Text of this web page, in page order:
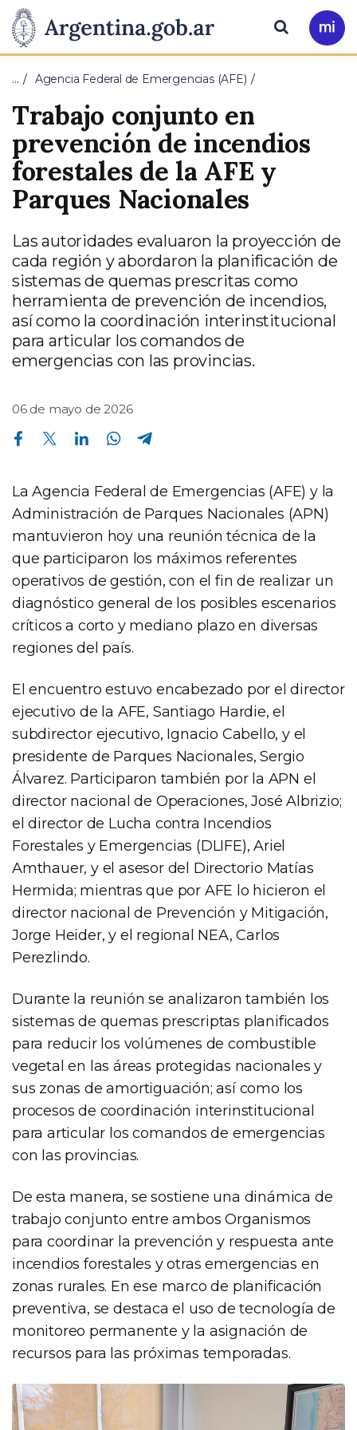
Presidencia
de
la
Nación
Pasar al contenido principal
Ir
a
Buscar
… Agencia Federal de Emergencias (AFE)
Trabajo conjunto en
prevención de incendios
forestales de la AFE y
Parques Nacionales
Las autoridades evaluaron la proyección de
cada región y abordaron la planificación de
sistemas de quemas prescritas como
herramienta de prevención de incendios,
así como la coordinación interinstitucional
para articular los comandos de
emergencias con las provincias.
06 de mayo de 2026
Compartir en Facebook Compartir en Twitter Compartir en Linkedin Compartir en Whatsapp
La Agencia Federal de Emergencias (AFE) y la
Administración de Parques Nacionales (APN)
mantuvieron hoy una reunión técnica de la
que participaron los máximos referentes
operativos de gestión, con el fin de realizar un
diagnóstico general de los posibles escenarios
críticos a corto y mediano plazo en diversas
regiones del país.
El encuentro estuvo encabezado por el director
ejecutivo de la AFE, Santiago Hardie, el
subdirector ejecutivo, Ignacio Cabello, y el
presidente de Parques Nacionales, Sergio
Álvarez. Participaron también por la APN el
director nacional de Operaciones, José Albrizio;
el director de Lucha contra Incendios
Forestales y Emergencias (DLIFE), Ariel
Amthauer, y el asesor del Directorio Matías
Hermida; mientras que por AFE lo hicieron el
director nacional de Prevención y Mitigación,
Jorge Heider, y el regional NEA, Carlos
Perezlindo.
Durante la reunión se analizaron también los
sistemas de quemas prescriptas planificados
para reducir los volúmenes de combustible
vegetal en las áreas protegidas nacionales y
sus zonas de amortiguación; así como los
procesos de coordinación interinstitucional
para articular los comandos de emergencias
con las provincias.
De esta manera, se sostiene una dinámica de
trabajo conjunto entre ambos Organismos
para coordinar la prevención y respuesta ante
incendios forestales y otras emergencias en
zonas rurales. En ese marco de planificación
preventiva, se destaca el uso de tecnología de
monitoreo permanente y la asignación de
recursos para las próximas temporadas.